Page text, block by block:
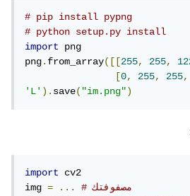
# pip install pypng
# python setup.py install
import
png
png.from_array([[255, 255,
[0, 255, 255,
'L').save("im.png")
import
cv2
img = ...
# مصفوفتك